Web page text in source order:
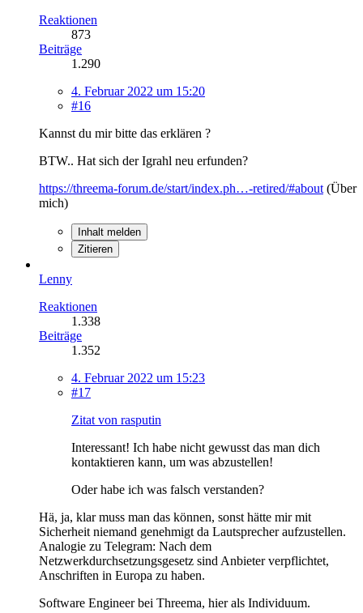
Reaktionen
873
Beiträge
1.290
4. Februar 2022 um 15:20
#16
Kannst du mir bitte das erklären ?
BTW.. Hat sich der Igrahl neu erfunden?
https://threema-forum.de/start/index.ph…-retired/#about (Über
mich)
Inhalt melden
Zitieren
Lenny
Reaktionen
1.338
Beiträge
1.352
4. Februar 2022 um 15:23
#17
Zitat von rasputin
Interessant! Ich habe nicht gewusst das man dich
kontaktieren kann, um was abzustellen!
Oder habe ich was falsch verstanden?
Hä, ja, klar muss man das können, sonst hätte mir mit
Sicherheit niemand genehmigt da Lautsprecher aufzustellen.
Analogie zu Telegram: Nach dem
Netzwerkdurchsetzungsgesetz sind Anbieter verpflichtet,
Anschriften in Europa zu haben.
Software Engineer bei Threema, hier als Individuum.